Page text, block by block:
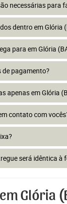
necessárias para
dentro em Glória
para em Glória
pagamento?
apenas em Glória
contato com
será idêntica à
Glória